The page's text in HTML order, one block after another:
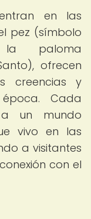
en las
pez (símbolo
paloma
ofrecen
creencias y
Cada
un mundo
vivo en las
a visitantes
con el